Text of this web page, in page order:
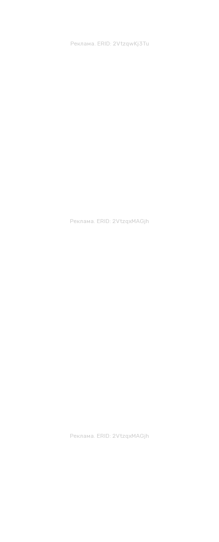
Реклама. ERID: 2VtzqwKj3Tu
Реклама. ERID: 2VtzqxMAGjh
Реклама. ERID: 2VtzqxMAGjh